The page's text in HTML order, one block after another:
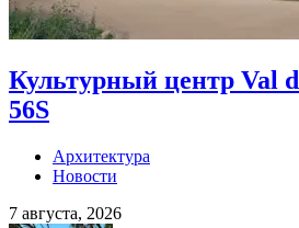
Культурный центр Val
56S
Архитектура
Новости
7 августа, 2026